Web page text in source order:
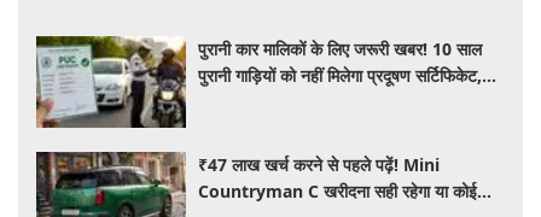
पुरानी कार मालिकों के लिए जरूरी खबर! 10 साल
पुरानी गाड़ियों को नहीं मिलेगा प्रदूषण सर्टिफिकेट,
₹47 लाख खर्च करने से पहले पढ़ें! Mini
Countryman C खरीदना सही रहेगा या कोई